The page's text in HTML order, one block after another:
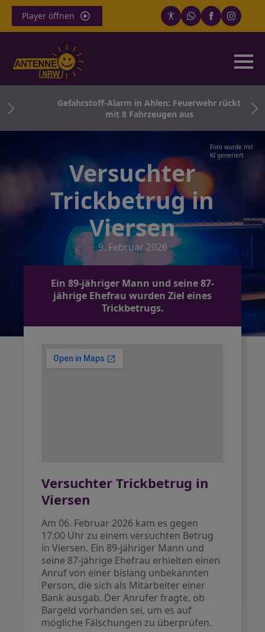
Player öffnen
Gefahrstoff-Alarm in Ahlen: Feuerwehr rückt
mit 8 Fahrzeugen aus
Foto wurde mit
KI generiert
Versuchter
Trickbetrug in
Viersen
9. Februar 2026
Ein 89-jähriger Mann und seine 87-
jährige Ehefrau wurden Ziel eines
Trickbetrugs.
Versuchter Trickbetrug in
Viersen
Am 06. Februar 2026 kam es gegen
17:00 Uhr zu einem versuchten Betrug
in Viersen. Ein 89-jähriger Mann und
seine 87-jährige Ehefrau erhielten einen
Anruf von einer bislang unbekannten
Person, die sich als Mitarbeiter einer
Bank ausgab. Der Anrufer fragte, ob
Bargeld vorhanden sei, um es auf
mögliche Fälschungen zu überprüfen.